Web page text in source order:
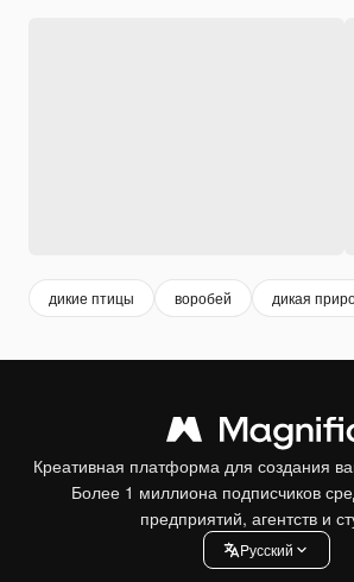
дикие птицы воробей дикая
Креативная платформа для создания
Более 1 миллиона подписчиков
предприятий, агентств и
Pусский